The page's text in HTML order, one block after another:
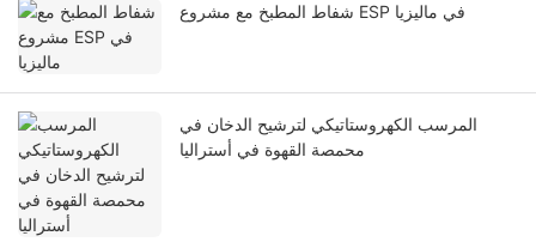
شفاط المطبخ مع مشروع ESP في ماليزيا
المرسب الكهروستاتيكي لترشيح الدخان في
محمصة القهوة في أستراليا